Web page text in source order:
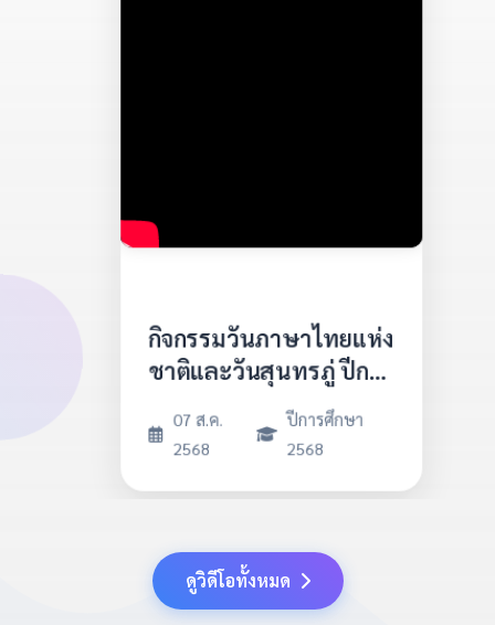
กิจกรรมวันภาษาไทยแห่ง
ชาติและวันสุนทรภู่ ปีการ
2568
ดูวิดีโอทั้งหมด